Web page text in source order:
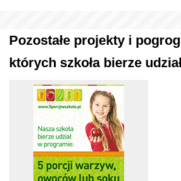
Pozostałe projekty i
których szkoła bierze